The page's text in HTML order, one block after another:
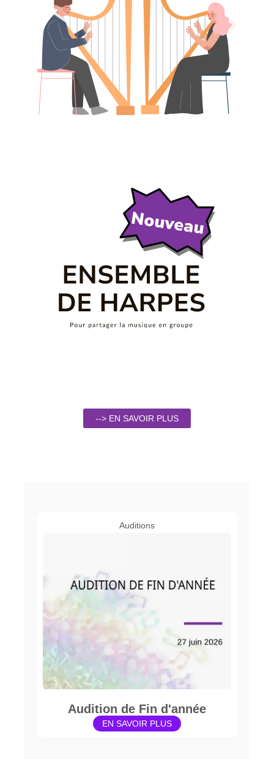
--> EN SAVOIR PLUS
Auditions
Audition de Fin d'année
EN SAVOIR PLUS